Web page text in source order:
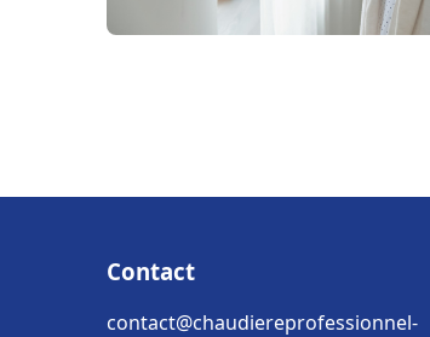
Contact
contact@chaudiereprofessionnel-